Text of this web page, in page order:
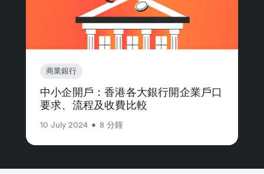
商業銀行
中小企開戶：香港各大銀行開企業戶口
要求、流程及收費比較
10 July 2024 • 8 分鐘